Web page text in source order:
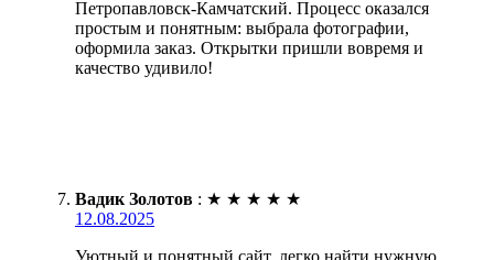
Петропавловск-Камчатский. Процесс оказался
простым и понятным: выбрала фотографии,
оформила заказ. Открытки пришли вовремя и
качество удивило!
Вадик Золотов : ★ ★ ★ ★ ★
12.08.2025